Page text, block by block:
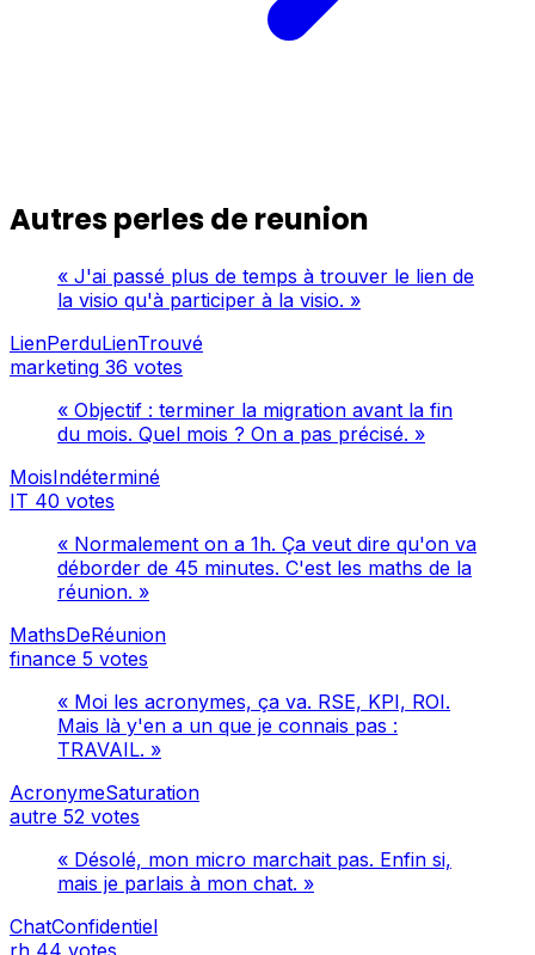
Autres perles de reunion
« J'ai passé plus de temps à trouver le lien de
la visio qu'à participer à la visio. »
LienPerduLienTrouvé
marketing 36 votes
« Objectif : terminer la migration avant la fin
du mois. Quel mois ? On a pas précisé. »
MoisIndéterminé
IT 40 votes
« Normalement on a 1h. Ça veut dire qu'on va
déborder de 45 minutes. C'est les maths de la
réunion. »
MathsDeRéunion
finance 5 votes
« Moi les acronymes, ça va. RSE, KPI, ROI.
Mais là y'en a un que je connais pas :
TRAVAIL. »
AcronymeSaturation
autre 52 votes
« Désolé, mon micro marchait pas. Enfin si,
mais je parlais à mon chat. »
ChatConfidentiel
rh 44 votes